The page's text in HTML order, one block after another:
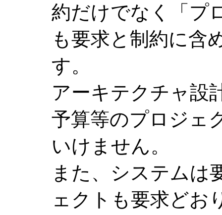
約だけでなく「プ
も要求と制約に含
す。
アーキテクチャ設
予算等のプロジェ
いけません。
また、システムは
ェクトも要求どお